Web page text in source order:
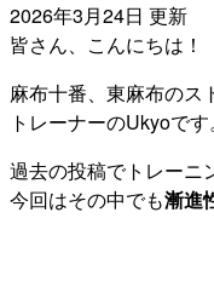
2026年3月24日 更新
皆さん、こんにちは！
麻布十番、東麻布のス
トレーナーのUkyoです。
過去の投稿でトレーニ
今回はその中でも漸進